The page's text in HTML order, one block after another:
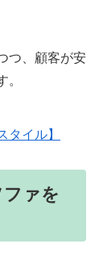
つ、顧客が安
。
タイル】
ァを